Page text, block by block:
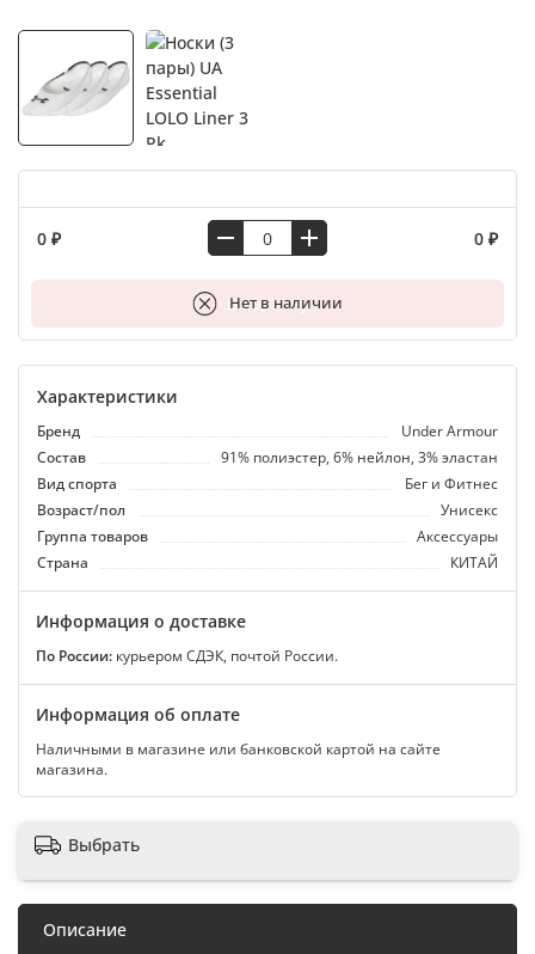
0 ₽ 0 ₽
Нет в наличии
В корзину
Характеристики
Бренд
Under Armour
Состав
91% полиэстер, 6% нейлон, 3% эластан
Вид спорта
Бег и Фитнес
Возраст/пол
Унисекс
Группа товаров
Аксессуары
Страна
КИТАЙ
Информация о доставке
По России: курьером СДЭК, почтой России.
Информация об оплате
Наличными в магазине или банковской картой на сайте
магазина.
Выбрать
Описание